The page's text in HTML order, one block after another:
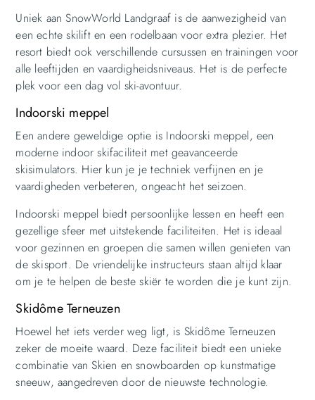
Uniek aan SnowWorld Landgraaf is de aanwezigheid van
een echte skilift en een rodelbaan voor extra plezier. Het
resort biedt ook verschillende cursussen en trainingen voor
alle leeftijden en vaardigheidsniveaus. Het is de perfecte
plek voor een dag vol ski-avontuur.
Indoorski meppel
Een andere geweldige optie is Indoorski meppel, een
moderne indoor skifaciliteit met geavanceerde
skisimulators. Hier kun je je techniek verfijnen en je
vaardigheden verbeteren, ongeacht het seizoen.
Indoorski meppel biedt persoonlijke lessen en heeft een
gezellige sfeer met uitstekende faciliteiten. Het is ideaal
voor gezinnen en groepen die samen willen genieten van
de skisport. De vriendelijke instructeurs staan altijd klaar
om je te helpen de beste skiër te worden die je kunt zijn.
Skidôme Terneuzen
Hoewel het iets verder weg ligt, is Skidôme Terneuzen
zeker de moeite waard. Deze faciliteit biedt een unieke
combinatie van Skien en snowboarden op kunstmatige
sneeuw, aangedreven door de nieuwste technologie.